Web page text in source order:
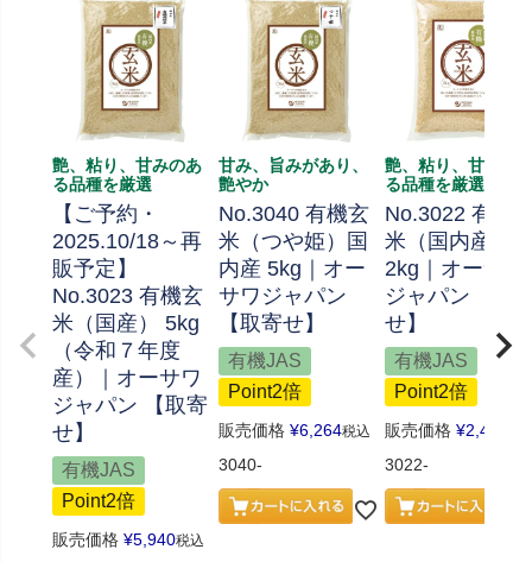
艶、粘り、甘みのあ
る品種を厳選
【ご予約・
2025.10/18～再
販予定】
No.3023 有機玄
米（国産） 5kg
（令和７年度
産）｜オーサワ
ジャパン 【取寄
せ】
有機JAS
Point2倍
販売価格 ¥5,940税込
甘み、旨みがあり、
艶やか
No.3040 有機玄
米（つや姫）国
内産 5kg｜オー
サワジャパン
【取寄せ】
有機JAS
Point2倍
販売価格 ¥6,264税込
3040-
艶、粘り、甘みの
る品種を厳選
No.3022 有機
米（国内産）
2kg｜オーサワ
ジャパン 【取
せ】
有機JAS
Point2倍
販売価格 ¥2,484
3022-